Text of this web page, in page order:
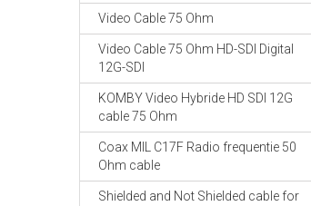
Video Cable 75 Ohm
Video Cable 75 Ohm HD-SDI Digital
12G-SDI
KOMBY Video Hybride HD SDI 12G
cable 75 Ohm
Coax MIL C17F Radio frequentie 50
Ohm cable
Shielded and Not Shielded cable for